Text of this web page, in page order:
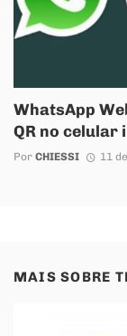
WhatsApp
QR no celular
Por CHIESSI 11
MAIS SOBRE